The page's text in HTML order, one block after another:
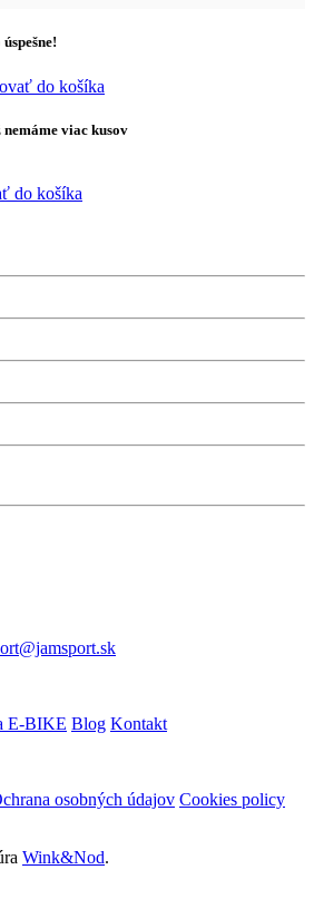
do košíka
viac kusov
do košíka
E-BIKE Blog Kontakt
osobných údajov Cookies policy
Wink&Nod.